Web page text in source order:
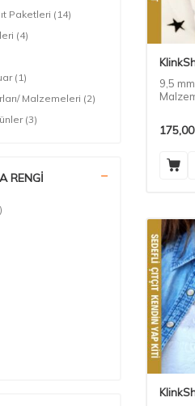
Paketleri (14)
(4)
(1)
Malzemeleri (2)
(3)
RENGİ
9,5 mm
175,00